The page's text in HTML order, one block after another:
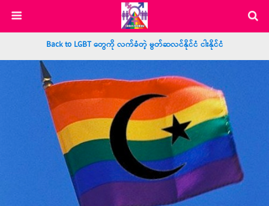
Back to LGBT တွေကို လက်ခံတဲ့ မွတ်ဆလင်နိုင်ငံ ငါးနိုင်ငံ